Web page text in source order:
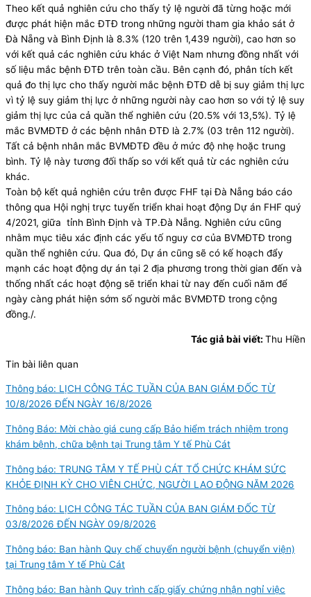
Theo kết quả nghiên cứu cho thấy tỷ lệ người đã từng hoặc mới
được phát hiện mắc ĐTĐ trong những người tham gia khảo sát ở
Đà Nẵng và Bình Định là 8.3% (120 trên 1,439 người), cao hơn so
với kết quả các nghiên cứu khác ở Việt Nam nhưng đồng nhất với
số liệu mắc bệnh ĐTĐ trên toàn cầu. Bên cạnh đó, phân tích kết
quả đo thị lực cho thấy người mắc bệnh ĐTĐ dễ bị suy giảm thị lực
vì tỷ lệ suy giảm thị lực ở những người này cao hơn so với tỷ lệ suy
giảm thị lực của cả quần thể nghiên cứu (20.5% với 13,5%). Tỷ lệ
mắc BVMĐTĐ ở các bệnh nhân ĐTĐ là 2.7% (03 trên 112 người).
Tất cả bệnh nhân mắc BVMĐTĐ đều ở mức độ nhẹ hoặc trung
bình. Tỷ lệ này tương đối thấp so với kết quả từ các nghiên cứu
khác.
Toàn bộ kết quả nghiên cứu trên được FHF tại Đà Nẵng báo cáo
thông qua Hội nghị trực tuyến triển khai hoạt động Dự án FHF quý
4/2021, giữa tỉnh Bình Định và TP.Đà Nẵng. Nghiên cứu cũng
nhằm mục tiêu xác định các yếu tố nguy cơ của BVMĐTĐ trong
quần thể nghiên cứu. Qua đó, Dự án cũng sẽ có kế hoạch đẩy
mạnh các hoạt động dự án tại 2 địa phương trong thời gian đến và
thống nhất các hoạt động sẽ triển khai từ nay đến cuối năm để
ngày càng phát hiện sớm số người mắc BVMĐTĐ trong cộng
đồng./.
Tác giả bài viết: Thu Hiền
Tin bài liên quan
Thông báo: LỊCH CÔNG TÁC TUẦN CỦA BAN GIÁM ĐỐC TỪ
10/8/2026 ĐẾN NGÀY 16/8/2026
Thông Báo: Mời chào giá cung cấp Bảo hiểm trách nhiệm trong
khám bệnh, chữa bệnh tại Trung tâm Y tế Phù Cát
Thông báo: TRUNG TÂM Y TẾ PHÙ CÁT TỔ CHỨC KHÁM SỨC
KHỎE ĐỊNH KỲ CHO VIÊN CHỨC, NGƯỜI LAO ĐỘNG NĂM 2026
Thông báo: LỊCH CÔNG TÁC TUẦN CỦA BAN GIÁM ĐỐC TỪ
03/8/2026 ĐẾN NGÀY 09/8/2026
Thông báo: Ban hành Quy chế chuyển người bệnh (chuyển viện)
tại Trung tâm Y tế Phù Cát
Thông báo: Ban hành Quy trình cấp giấy chứng nhận nghỉ việc